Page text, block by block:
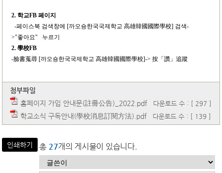
2. 학교FB 페이지
-페이스북 검색창에 [까오숑한국국제학교 高雄韓國國際學校] 검색-
>"좋아요" 누르기
2.學校FB
-臉書蒐尋 [까오숑한국국제학교 高雄韓國國際學校]-> 按「讚」追蹤
첨부파일
홈페이지 가입 안내문(註冊公告)_2022.pdf 다운로드 수 : [ 297 ]
학교소식 구독안내(學校消息訂閱方法).pdf 다운로드 수 : [ 139 ]
인쇄하기 총 27개의 게시물이 있습니다.